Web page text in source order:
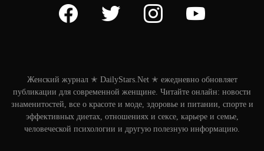
facebook twitter instagram youtube
Женский журнал ✭ DailyStars.Net ✭ ежедневно обновляет
публикации для современной женщине. Читайте онлайн: новости
знаменитостей, все о красоте и моде, здоровье и питании, спорте и
эффективных диетах, отношениях и сексе, карьере и семье,
человеческой психологии и другую полезную информацию.